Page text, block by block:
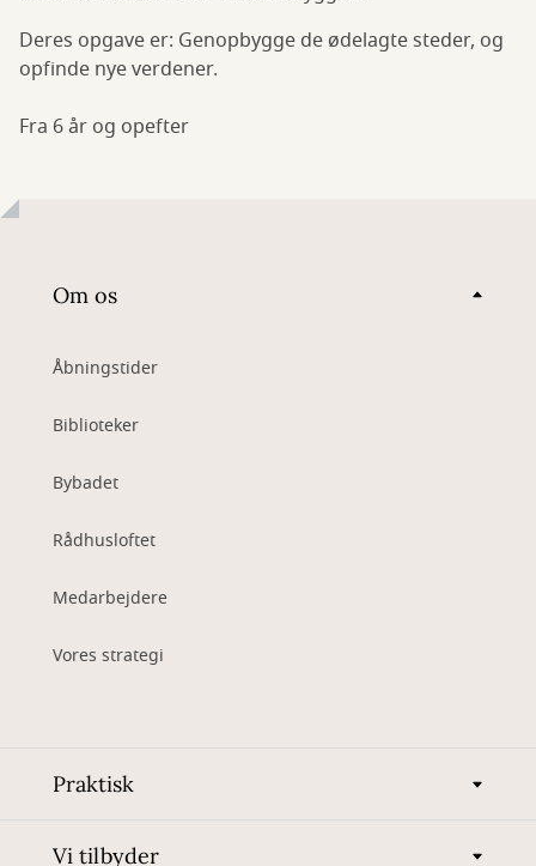
Deres opgave er: Genopbygge de ødelagte steder, og
opfinde nye verdener.
Fra 6 år og opefter
Om os
Åbningstider
Biblioteker
Bybadet
Rådhusloftet
Medarbejdere
Vores strategi
Praktisk
Vi tilbyder